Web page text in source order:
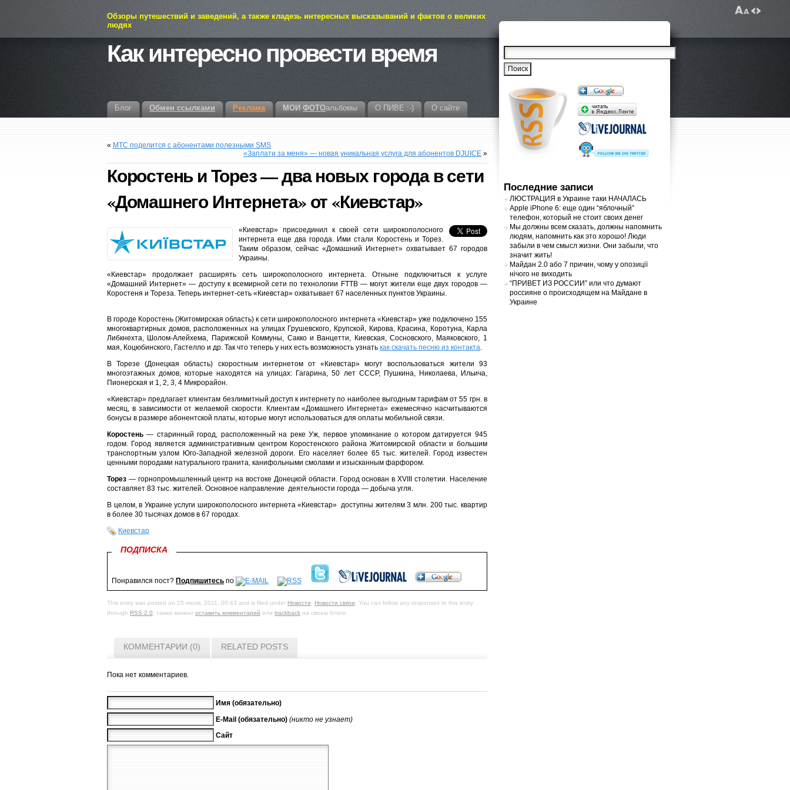
Обзоры путешествий и заведений, а также кладезь интересных высказываний и фактов о великих
людях
Как интересно провести время
Блог Обмен ссылками Реклама МОИ ФОТОальбомы О ПИВЕ :-) О сайте
« МТС поделится с абонентами полезными SMS
«Заплати за меня» — новая уникальная услуга для абонентов DJUICE»
Коростень и Торез — два новых города в сети
«Домашнего Интернета» от «Киевстар»
«Киевстар» присоединил к своей сети широкополосного
интернета еще два города. Ими стали Коростень и Торез.
Таким образом, сейчас «Домашний Интернет» охватывает 67 городов
Украины.
«Киевстар» продолжает расширять сеть широкополосного интернета. Отныне подключиться к услуге
«Домашний Интернет» — доступу к всемирной сети по технологии FTTB — могут жители еще двух городов —
Коростеня и Тореза. Теперь интернет-сеть «Киевстар» охватывает 67 населенных пунктов Украины.
В городе Коростень (Житомирская область) к сети широкополосного интернета «Киевстар» уже подключено 155
многоквартирных домов, расположенных на улицах Грушевского, Крупской, Кирова, Красина, Коротуна, Карла
Либкнехта, Шолом-Алейхема, Парижской Коммуны, Сакко и Ванцетти, Киевская, Сосновского, Маяковского, 1
мая, Коцюбинского, Гастелло и др. Так что теперь у них есть возможность узнать как скачать песню из контакта.
В Торезе (Донецкая область) скоростным интернетом от «Киевстар» могут воспользоваться жители 93
многоэтажных домов, которые находятся на улицах: Гагарина, 50 лет СССР, Пушкина, Николаева, Ильича,
Пионерская и 1, 2, 3, 4 Микрорайон.
«Киевстар» предлагает клиентам безлимитный доступ к интернету по наиболее выгодным тарифам от 55 грн. в
месяц, в зависимости от желаемой скорости. Клиентам «Домашнего Интернета» ежемесячно насчитываются
бонусы в размере абонентской платы, которые могут использоваться для оплаты мобильной связи.
Коростень — старинный город, расположенный на реке Уж, первое упоминание о котором датируется 945
годом. Город является административным центром Коростенского района Житомирской области и большим
транспортным узлом Юго-Западной железной дороги. Его населяет более 65 тыс. жителей. Город известен
ценными породами натурального гранита, канифольными смолами и изысканным фарфором.
Торез — горнопромышленный центр на востоке Донецкой области. Город основан в ХVIII столетии. Население
составляет 83 тыс. жителей. Основное направление деятельности города — добыча угля.
В целом, в Украине услуги широкополосного интернета «Киевстар» доступны жителям 3 млн. 200 тыс. квартир
в более 30 тысячах домов в 67 городах.
Киевстар
ПОДПИСКА
Понравился пост? Подпишитесь по
This entry was posted on 15 июля, 2011, 00:43 and is filed under Новости, Новости связи. You can follow any responses to this entry
through RSS 2.0. также можно оставить комментарий или trackback на своем блоге.
КОММЕНТАРИИ (0) RELATED POSTS
Пока нет комментариев.
Имя (обязательно)
E-Mail (обязательно) (никто не узнает)
Сайт
Последние записи
ЛЮСТРАЦИЯ в Украине таки НАЧАЛАСЬ
Apple iPhone 6: еще один “яблочный”
телефон, который не стоит своих денег
Мы должны всем сказать, должны напомнить
людям, напомнить как это хорошо! Люди
забыли в чем смысл жизни. Они забыли, что
значит жить!
Майдан 2.0 або 7 причин, чому у опозиції
нічого не виходить
“ПРИВЕТ ИЗ РОССИИ” или что думают
россияне о происходящем на Майдане в
Украине